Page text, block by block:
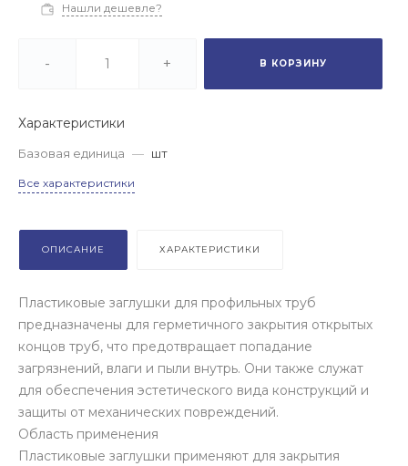
Нашли дешевле?
- + В КОРЗИНУ
Характеристики
Базовая единица — шт
Все характеристики
ОПИСАНИЕ ХАРАКТЕРИСТИКИ
Пластиковые заглушки для профильных труб
предназначены для герметичного закрытия открытых
концов труб, что предотвращает попадание
загрязнений, влаги и пыли внутрь. Они также служат
для обеспечения эстетического вида конструкций и
защиты от механических повреждений.
Область применения
Пластиковые заглушки применяют для закрытия